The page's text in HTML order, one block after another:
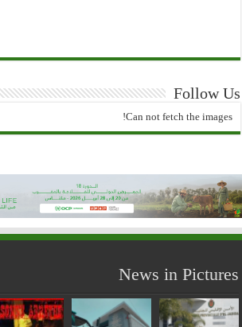
Follow Us
Can not fetch the images!
News in Pictures